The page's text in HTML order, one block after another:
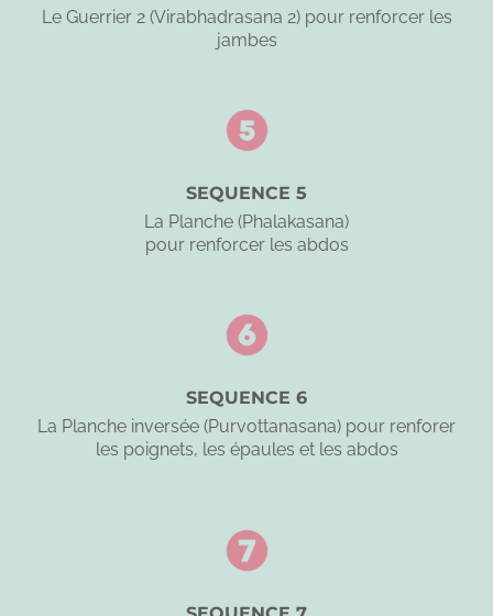
Le Guerrier 2 (Virabhadrasana 2) pour renforcer les
jambes
SEQUENCE 5
La Planche (Phalakasana)
pour renforcer les abdos
SEQUENCE 6
La Planche inversée (Purvottanasana) pour renforer
les poignets, les épaules et les abdos